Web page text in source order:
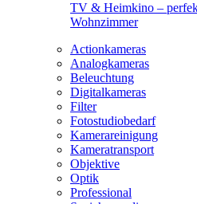
TV & Heimkino –
Wohnzimmer
Actionkameras
Analogkameras
Beleuchtung
Digitalkameras
Filter
Fotostudiobedarf
Kamerareinigung
Kameratransport
Objektive
Optik
Professional